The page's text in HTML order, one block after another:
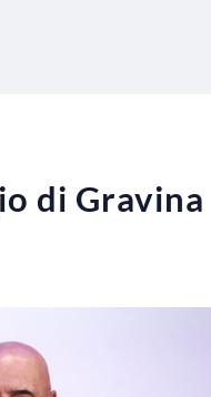
di Gravina